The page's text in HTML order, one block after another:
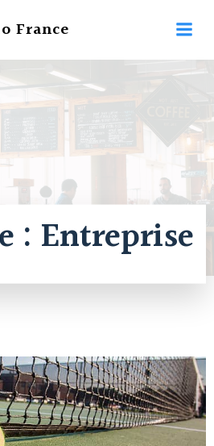
au
France
: Entreprise